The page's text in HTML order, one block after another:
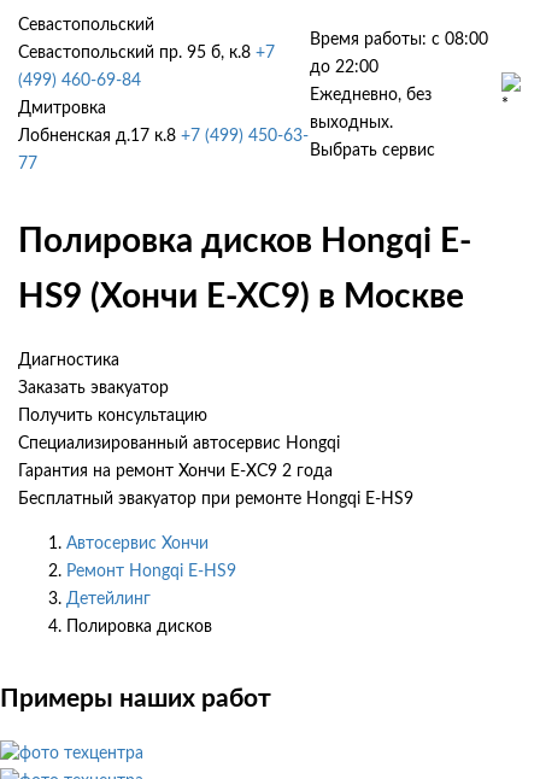
Севастопольский
Севастопольский пр. 95 б, к.8 +7
(499) 460-69-84
Дмитровка
Лобненская д.17 к.8 +7 (499) 450-63-
77
Время работы: с 08:00
до 22:00
Ежедневно, без
выходных.
Выбрать сервис
Полировка дисков Hongqi E-
HS9 (Хончи Е-ХС9) в Москве
Диагностика
Заказать эвакуатор
Получить консультацию
Специализированный автосервис Hongqi
Гарантия на ремонт Хончи Е-ХС9 2 года
Бесплатный эвакуатор при ремонте Hongqi E-HS9
Автосервис Хончи
Ремонт Hongqi E-HS9
Детейлинг
Полировка дисков
Примеры наших работ